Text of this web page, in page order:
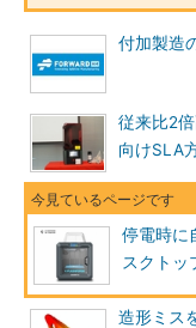
付加製造
従来比2
向けSLA
停電時に
スクトッ
造形ミス